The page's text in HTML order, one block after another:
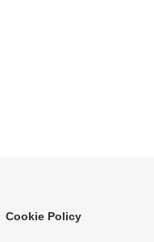
Cookie Policy